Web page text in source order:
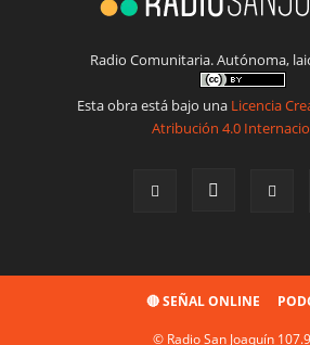
Radio Comunitaria. Autónoma,
Esta obra está bajo una Licencia
Atribución 4.0
🔴 SEÑAL ONLINE
© Radio San Joaquín